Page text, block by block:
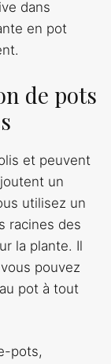
dans
en pot
de pots
et peuvent
un
utilisez un
racines des
la plante. Il
pouvez
pot à tout
pots,